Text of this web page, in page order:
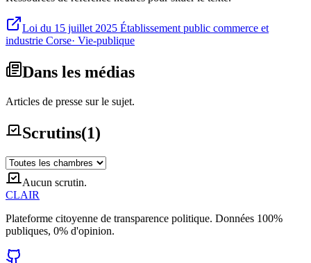
Loi du 15 juillet 2025 Établissement public commerce et
industrie Corse· Vie-publique
Dans les médias
Articles de presse sur le sujet.
Scrutins(1)
Aucun scrutin.
CLAIR
Plateforme citoyenne de transparence politique. Données 100%
publiques, 0% d'opinion.